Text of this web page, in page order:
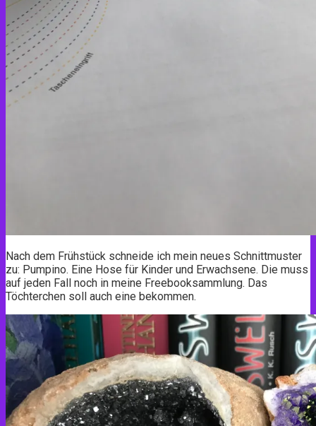
Nach dem Frühstück schneide ich mein neues Schnittmuster
zu: Pumpino. Eine Hose für Kinder und Erwachsene. Die muss
auf jeden Fall noch in meine Freebooksammlung. Das
Töchterchen soll auch eine bekommen.